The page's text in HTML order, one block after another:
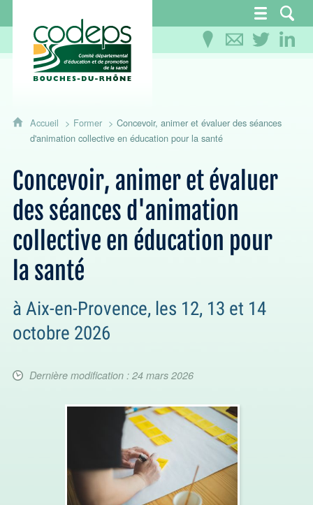
CoDEPS 13 - Comité départemental
Accueil Former
Concevoir, animer et évaluer des séances
d'animation collective en éducation pour la santé
Concevoir, animer et évaluer
des séances d'animation
collective en éducation pour
la santé
à Aix-en-Provence, les 12, 13 et 14
octobre 2026
Dernière modification : 24 mars 2026